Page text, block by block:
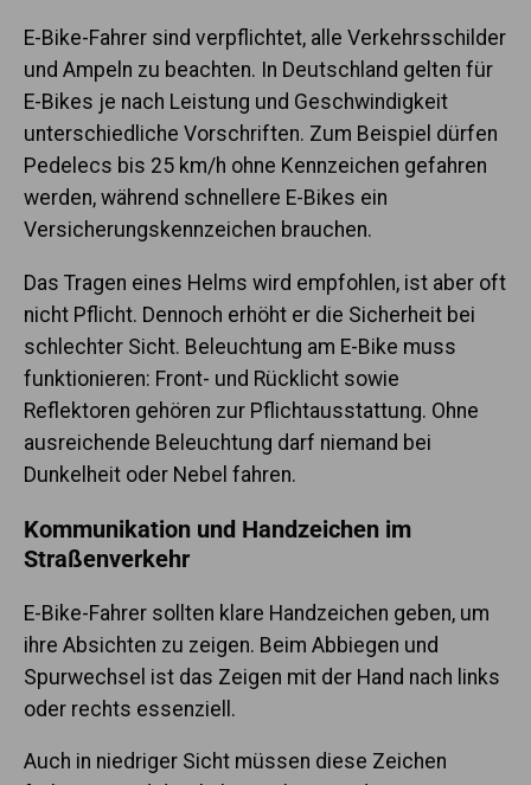
E-Bike-Fahrer sind verpflichtet, alle Verkehrsschilder
und Ampeln zu beachten. In Deutschland gelten für
E-Bikes je nach Leistung und Geschwindigkeit
unterschiedliche Vorschriften. Zum Beispiel dürfen
Pedelecs bis 25 km/h ohne Kennzeichen gefahren
werden, während schnellere E-Bikes ein
Versicherungskennzeichen brauchen.
Das Tragen eines Helms wird empfohlen, ist aber oft
nicht Pflicht. Dennoch erhöht er die Sicherheit bei
schlechter Sicht. Beleuchtung am E-Bike muss
funktionieren: Front- und Rücklicht sowie
Reflektoren gehören zur Pflichtausstattung. Ohne
ausreichende Beleuchtung darf niemand bei
Dunkelheit oder Nebel fahren.
Kommunikation und Handzeichen im
Straßenverkehr
E-Bike-Fahrer sollten klare Handzeichen geben, um
ihre Absichten zu zeigen. Beim Abbiegen und
Spurwechsel ist das Zeigen mit der Hand nach links
oder rechts essenziell.
Auch in niedriger Sicht müssen diese Zeichen